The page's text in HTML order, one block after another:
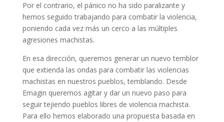
Por el contrario, el pánico no ha sido paralizante y
hemos seguido trabajando para combatir la violencia,
poniendo cada vez más un cerco a las múltiples
agresiones machistas.
En esa dirección, queremos generar un nuevo temblor
que extienda las ondas para combatir las violencias
machistas en nuestros pueblos, temblando. Desde
Emagin queremos agitar y dar un nuevo paso para
seguir tejiendo pueblos libres de violencia machista.
Para ello hemos elaborado una propuesta basada en